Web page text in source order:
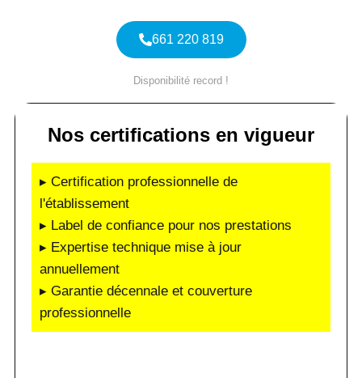
661 220 819
Disponibilité record !
Nos certifications en vigueur
▸ Certification professionnelle de
l'établissement
▸ Label de confiance pour nos prestations
▸ Expertise technique mise à jour
annuellement
▸ Garantie décennale et couverture
professionnelle